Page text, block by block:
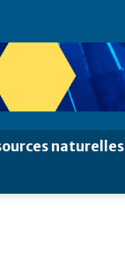
naturelles